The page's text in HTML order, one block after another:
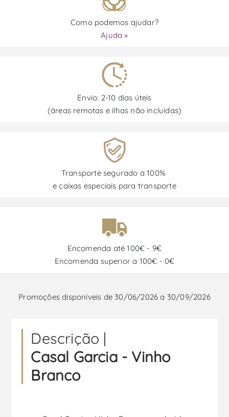
Como podemos ajudar?
Ajuda »
Envio: 2-10 dias úteis
(áreas remotas e ilhas não incluídas)
Transporte segurado a 100%
e caixas especiais para transporte
Encomenda até 100€ - 9€
Encomenda superior a 100€ - 0€
Promoções disponíveis de 30/06/2026 a 30/09/2026
Descrição |
Casal Garcia - Vinho
Branco